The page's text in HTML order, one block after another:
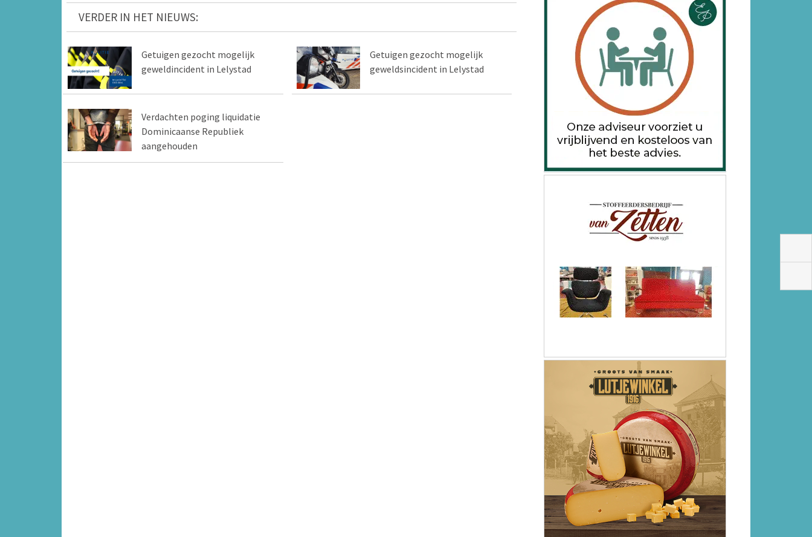
VERDER IN HET NIEUWS:
Getuigen gezocht mogelijk
geweldincident in Lelystad
Getuigen gezocht mogelijk
geweldsincident in Lelystad
Verdachten poging liquidatie
Dominicaanse Republiek
aangehouden